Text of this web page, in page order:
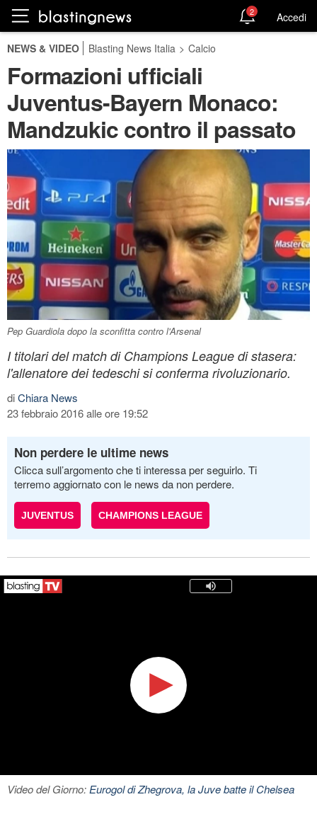
2 Accedi
NEWS & VIDEO Blasting News Italia > Calcio
Formazioni ufficiali
Juventus-Bayern Monaco:
Mandzukic contro il passato
Pep Guardiola dopo la sconfitta contro l'Arsenal
I titolari del match di Champions League di stasera:
l'allenatore dei tedeschi si conferma rivoluzionario.
diChiara News
23 febbraio 2016 alle ore 19:52
Non perdere le ultime news
Clicca sull’argomento che ti interessa per seguirlo. Ti
terremo aggiornato con le news da non perdere.
JUVENTUS CHAMPIONS LEAGUE
Video del Giorno:Eurogol di Zhegrova, la Juve batte il Chelsea